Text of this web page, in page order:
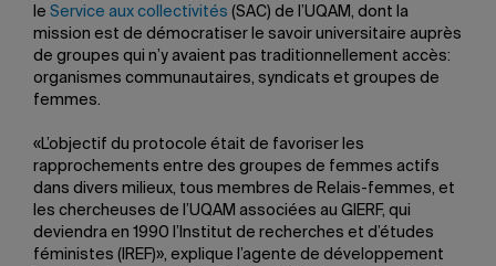
le Service aux collectivités (SAC) de l’UQAM, dont la
mission est de démocratiser le savoir universitaire auprès
de groupes qui n’y avaient pas traditionnellement accès:
organismes communautaires, syndicats et groupes de
femmes.
«L’objectif du protocole était de favoriser les
rapprochements entre des groupes de femmes actifs
dans divers milieux, tous membres de Relais-femmes, et
les chercheuses de l’UQAM associées au GIERF, qui
deviendra en 1990 l’Institut de recherches et d’études
féministes (IREF)», explique l’agente de développement